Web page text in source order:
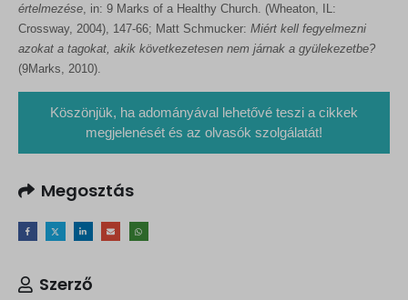
értelmezése , in: 9 Marks of a Healthy Church. (Wheaton, IL:
Crossway, 2004), 147-66; Matt Schmucker: Miért kell fegyelmezni
azokat a tagokat, akik következetesen nem járnak a gyülekezetbe?
(9Marks, 2010).
Köszönjük, ha adományával lehetővé teszi a cikkek
megjelenését és az olvasók szolgálatát!
Megosztás
Szerző